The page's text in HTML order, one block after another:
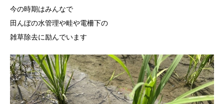
今の時期はみんなで
田んぼの水管理や畦や電柵下の
雑草除去に励んでいます